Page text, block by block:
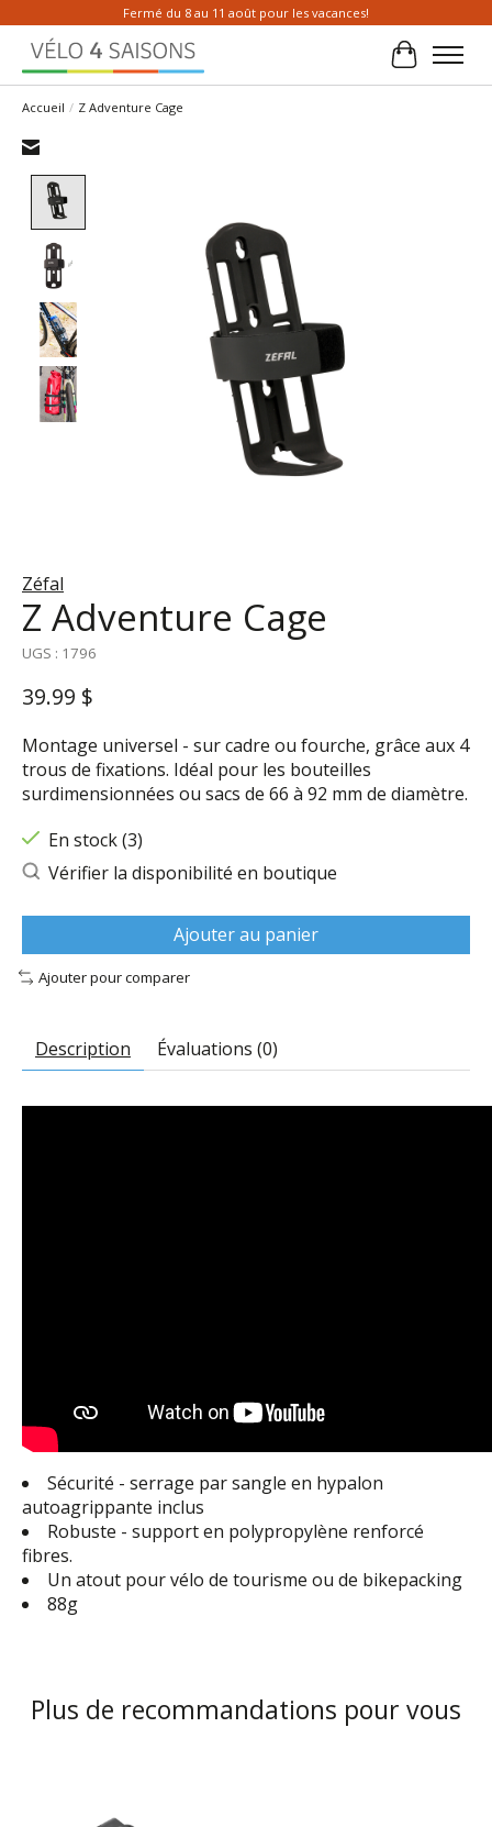
Fermé du 8 au 11 août pour les vacances!
Panier
Accueil / Z Adventure Cage
Zéfal
Z Adventure Cage
UGS : 1796
39.99 $
Montage universel - sur cadre ou fourche, grâce aux 4
trous de fixations. Idéal pour les bouteilles
surdimensionnées ou sacs de 66 à 92 mm de diamètre.
En stock (3)
Vérifier la disponibilité en boutique
Ajouter au panier
Ajouter pour comparer
Description Évaluations (0)
Sécurité - serrage par sangle en hypalon
autoagrippante inclus
Robuste - support en polypropylène renforcé
fibres.
Un atout pour vélo de tourisme ou de bikepacking
88g
Plus de recommandations pour vous